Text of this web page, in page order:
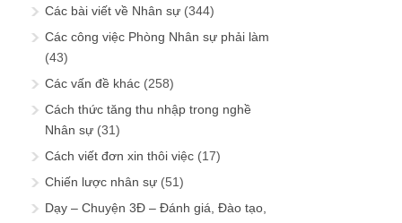
Các bài viết về Nhân sự (344)
Các công việc Phòng Nhân sự phải làm
(43)
Các vấn đề khác (258)
Cách thức tăng thu nhập trong nghề
Nhân sự (31)
Cách viết đơn xin thôi việc (17)
Chiến lược nhân sự (51)
Dạy – Chuyện 3Đ – Đánh giá, Đào tạo,